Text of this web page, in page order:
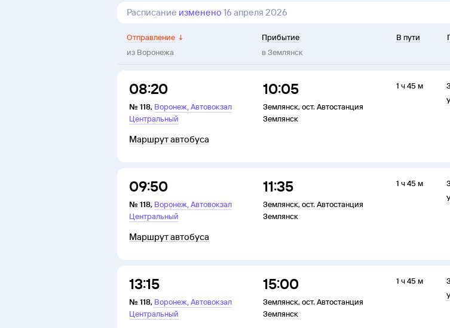
Расписание изменено 16 апреля 2026
Отправление ↓
из Воронежа
Прибытие
в Землянск
В пути
08:20
№ 118, Воронеж,Автовокзал
Центральный
10:05
Землянск, ост. Автостанция
Землянск
1 ч 45 м
Маршрут автобуса
09:50
№ 118, Воронеж,Автовокзал
Центральный
11:35
Землянск, ост. Автостанция
Землянск
1 ч 45 м
Маршрут автобуса
13:15
№ 118, Воронеж,Автовокзал
Центральный
15:00
Землянск, ост. Автостанция
Землянск
1 ч 45 м